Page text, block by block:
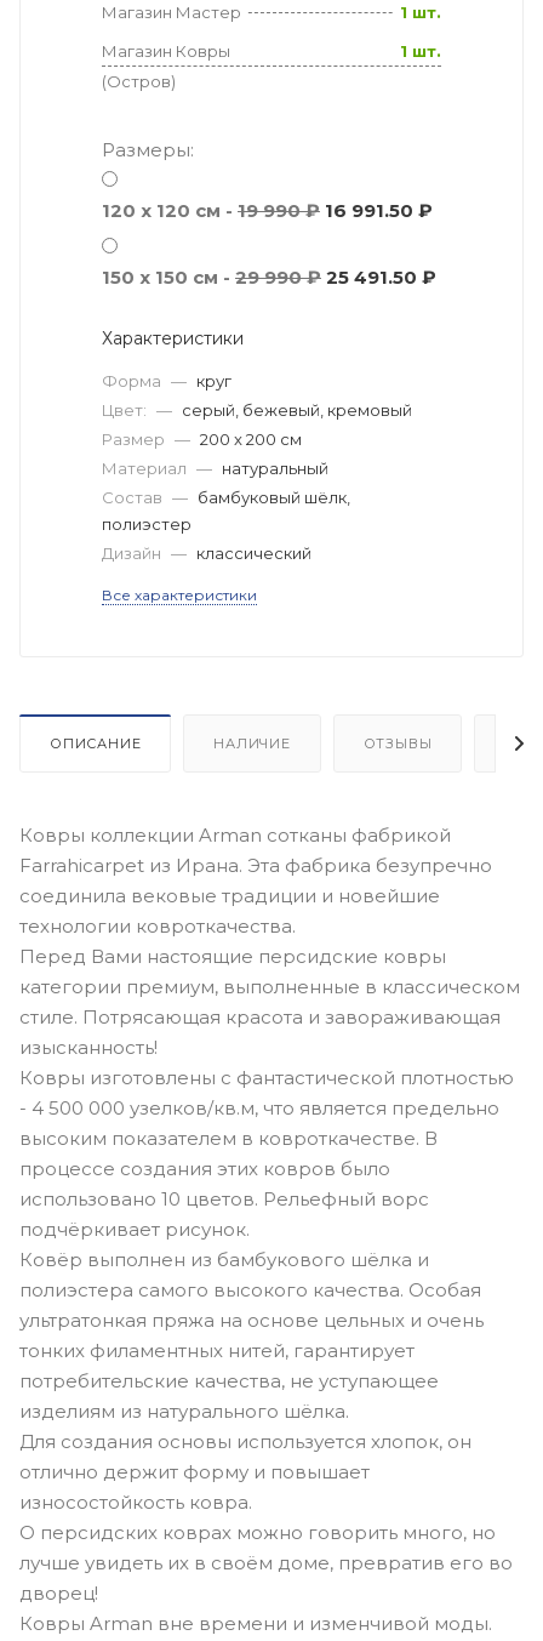
Магазин Мастер
1 шт.
Магазин Ковры
(Остров)
1 шт.
Размеры:
120 x 120 см - 19 990 ₽ 16 991.50 ₽
150 x 150 см - 29 990 ₽ 25 491.50 ₽
Характеристики
Форма — круг
Цвет: — серый, бежевый, кремовый
Размер — 200 x 200 см
Материал — натуральный
Состав — бамбуковый шёлк,
полиэстер
Дизайн — классический
Все характеристики
ОПИСАНИЕ НАЛИЧИЕ ОТЗЫВЫ
Ковры коллекции Arman сотканы фабрикой
Farrahicarpet из Ирана. Эта фабрика безупречно
соединила вековые традиции и новейшие
технологии ковроткачества.
Перед Вами настоящие персидские ковры
категории премиум, выполненные в классическом
стиле. Потрясающая красота и завораживающая
изысканность!
Ковры изготовлены с фантастической плотностью
- 4 500 000 узелков/кв.м, что является предельно
высоким показателем в ковроткачестве. В
процессе создания этих ковров было
использовано 10 цветов. Рельефный ворс
подчёркивает рисунок.
Ковёр выполнен из бамбукового шёлка и
полиэстера самого высокого качества. Особая
ультратонкая пряжа на основе цельных и очень
тонких филаментных нитей, гарантирует
потребительские качества, не уступающее
изделиям из натурального шёлка.
Для создания основы используется хлопок, он
отлично держит форму и повышает
износостойкость ковра.
О персидских коврах можно говорить много, но
лучше увидеть их в своём доме, превратив его во
дворец!
Ковры Arman вне времени и изменчивой моды.